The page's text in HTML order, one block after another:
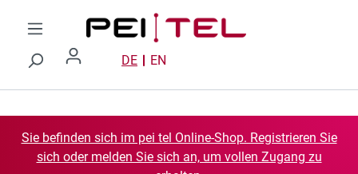
Zum Hauptinhalt springen
DE EN
Sie befinden sich im pei tel Online-Shop. Registrieren Sie
sich oder melden Sie sich an, um vollen Zugang zu